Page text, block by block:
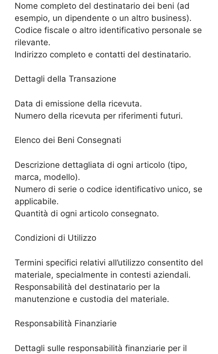
Nome completo del destinatario dei beni (ad
esempio, un dipendente o un altro business).
Codice fiscale o altro identificativo personale se
rilevante.
Indirizzo completo e contatti del destinatario.
Dettagli della Transazione
Data di emissione della ricevuta.
Numero della ricevuta per riferimenti futuri.
Elenco dei Beni Consegnati
Descrizione dettagliata di ogni articolo (tipo,
marca, modello).
Numero di serie o codice identificativo unico, se
applicabile.
Quantità di ogni articolo consegnato.
Condizioni di Utilizzo
Termini specifici relativi all’utilizzo consentito del
materiale, specialmente in contesti aziendali.
Responsabilità del destinatario per la
manutenzione e custodia del materiale.
Responsabilità Finanziarie
Dettagli sulle responsabilità finanziarie per il